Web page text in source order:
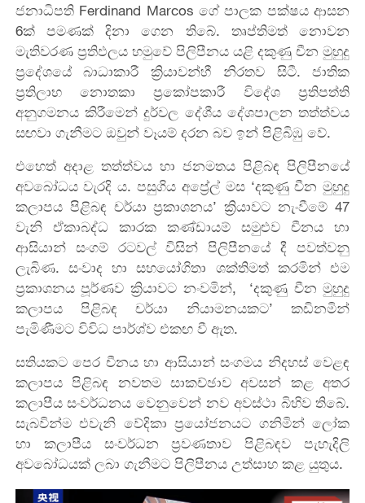
ජනාධිපති Ferdinand Marcos ගේ පාලක පක්ෂය ආසන
6ක් පමණක් දිනා ගෙන තිබේ. තෘප්තිමත් නොවන
මැතිවරණ ප්‍රතිඵලය හමුවේ පිලිපීනය යළි දකුණු චීන මුහුදු
ප්‍රදේශයේ බාධාකාරී ක්‍රියාවන්හී නිරතව සිටී. ජාතික
ප්‍රතිලාභ නොතකා ප්‍රකෝපකාරී විදේශ ප්‍රතිපත්ති
අනුගමනය කිරීමෙන් දුර්වල දේශීය දේශපාලන තත්ත්වය
සඟවා ගැනීමට ඔවුන් වෑයම් දරන බව ඉන් පිළිබිඹු වේ.
එහෙත් අදාළ තත්ත්වය හා ජනමතය පිළිබඳ පිලිපීනයේ
අවබෝධය වැරදි ය. පසුගිය අප්‍රේල් මස ‘දකුණු චීන මුහුදු
කලාපය පිළිබඳ චර්යා ප්‍රකාශනය’ ක්‍රියාවට නැංවීමේ 47
වැනි ඒකාබද්ධ කාරක කණ්ඩායම් සමුළුව චීනය හා
ආසියාන් සංගම් රටවල් විසින් පිලිපීනයේ දී පවත්වනු
ලැබිණ. සංවාද හා සහයෝගිතා ශක්තිමත් කරමින් එම
ප්‍රකාශනය පූර්ණව ක්‍රියාවට නංවමින්, ‘දකුණු චීන මුහුදු
කලාපය පිළිබඳ චර්යා නියාමනයකට’ කඩිනමින්
පැමිණීමට විවිධ පාර්ශ්ව එකඟ වී ඇත.
සතියකට පෙර චීනය හා ආසියාන් සංගමය නිදහස් වෙළඳ
කලාපය පිළිබඳ නවතම සාකච්ඡාව අවසන් කළ අතර
කලාපීය සංවර්ධනය වෙනුවෙන් නව අවස්ථා බිහිව තිබේ.
සැබවින්ම එවැනි වේදිකා ප්‍රයෝජනයට ගනිමින් ලෝක
හා කලාපීය සංවර්ධන ප්‍රවණතාව පිළිබඳව පැහැදිලි
අවබෝධයක් ලබා ගැනීමට පිලිපීනය උත්සාහ කළ යුතුය.